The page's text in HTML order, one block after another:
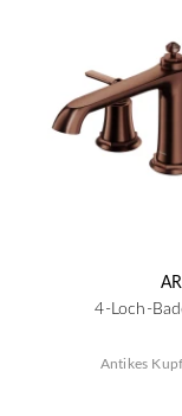
4-Loch-
Antikes